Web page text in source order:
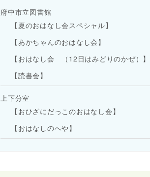
府中市立図書館
【夏のおはなし会スペシャル】
【あかちゃんのおはなし会】
【おはなし会 （12日はみどりのかぜ）】
【読書会】
上下分室
【おひざにだっこのおはなし会】
【おはなしのへや】